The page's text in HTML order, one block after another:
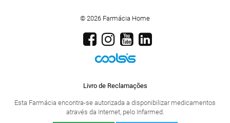
© 2026 Farmácia Home
Livro de Reclamações
Esta Farmácia encontra-se autorizada a disponibilizar medicamentos
através da Internet, pelo Infarmed.